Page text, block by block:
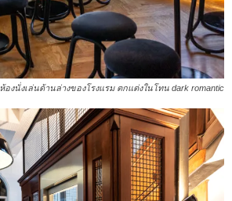
ห้องนั่งเล่นด้านล่างของโรงแรม ตกแต่งในโทน dark romantic